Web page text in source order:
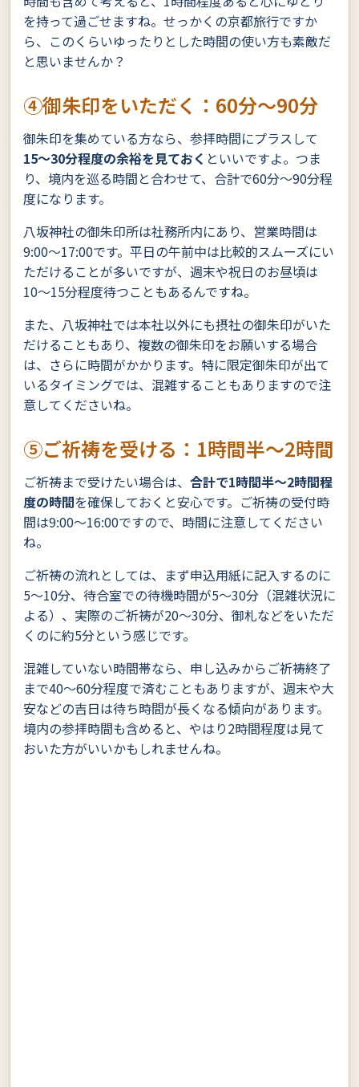
を持って過ごせますね。せっかくの京都旅行ですか
ら、このくらいゆったりとした時間の使い方も素敵だ
と思いませんか？
④御朱印をいただく：60分〜90分
御朱印を集めている方なら、参拝時間にプラスして
15〜30分程度の余裕を見ておく といいですよ。つま
り、境内を巡る時間と合わせて、合計で60分〜90分程
度になります。
八坂神社の御朱印所は社務所内にあり、営業時間は
9:00〜17:00です。平日の午前中は比較的スムーズにい
ただけることが多いですが、週末や祝日のお昼頃は
10〜15分程度待つこともあるんですね。
また、八坂神社では本社以外にも摂社の御朱印がいた
だけることもあり、複数の御朱印をお願いする場合
は、さらに時間がかかります。特に限定御朱印が出て
いるタイミングでは、混雑することもありますので注
意してくださいね。
⑤ご祈祷を受ける：1時間半〜2時間
ご祈祷まで受けたい場合は、 合計で1時間半〜2時間程
度の時間を確保しておくと安心です。ご祈祷の受付時
間は9:00〜16:00ですので、時間に注意してください
ね。
ご祈祷の流れとしては、まず申込用紙に記入するのに
5〜10分、待合室での待機時間が5〜30分（混雑状況に
よる）、実際のご祈祷が20〜30分、御札などをいただ
くのに約5分という感じです。
混雑していない時間帯なら、申し込みからご祈祷終了
まで40〜60分程度で済むこともありますが、週末や大
安などの吉日は待ち時間が長くなる傾向があります。
境内の参拝時間も含めると、やはり2時間程度は見て
おいた方がいいかもしれませんね。